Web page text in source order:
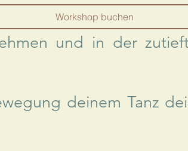
und in der
deinem Tanz
Workshop buchen